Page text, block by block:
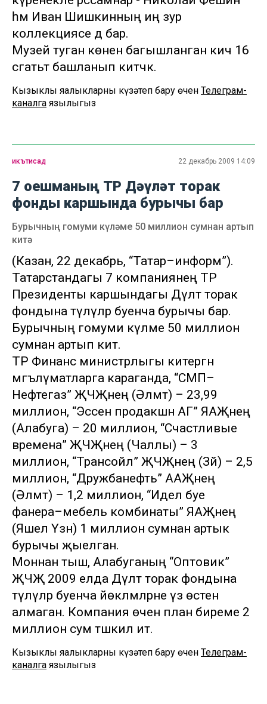
һәм Иван Шишкинның иң зур
коллекциясе дә бар.
Музей туган көненә багышланган кичә 16
сәгатьтә башланып китәчәк.
Кызыклы яңалыкларны күзәтеп бару өчен Телеграм-
каналга язылыгыз
икътисад 22 декабрь 2009 14:09
7 оешманың ТР Дәүләт торак
фонды каршында бурычы бар
Бурычның гомуми күләме 50 миллион сумнан артып
китә
(Казан, 22 декабрь, “Татар–информ”).
Татарстандагы 7 компаниянең ТР
Президенты каршындагы Дәүләт торак
фондына түләүләр буенча бурычы бар.
Бурычның гомуми күләме 50 миллион
сумнан артып китә.
ТР Финанс министрлыгы китергән
мәгълүматларга караганда, “СМП–
Нефтегаз” ҖЧҖнең (Әлмәт) – 23,99
миллион, “Эссен продакшн АГ” ЯАҖнең
(Алабуга) – 20 миллион, “Счастливые
времена” ҖЧҖнең (Чаллы) – 3
миллион, “Трансойл” ҖЧҖнең (Зәй) – 2,5
миллион, “Дружбанефть” ААҖнең
(Әлмәт) – 1,2 миллион, “Идел буе
фанера–мебель комбинаты” ЯАҖнең
(Яшел Үзән) 1 миллион сумнан артык
бурычы җыелган.
Моннан тыш, Алабуганың “Оптовик”
ҖЧҖ 2009 елда Дәүләт торак фондына
түләүләр буенча йөкләмәләрне үз өстенә
алмаган. Компания өчен план биреме 2
миллион сум тәшкил итә.
Кызыклы яңалыкларны күзәтеп бару өчен Телеграм-
каналга язылыгыз